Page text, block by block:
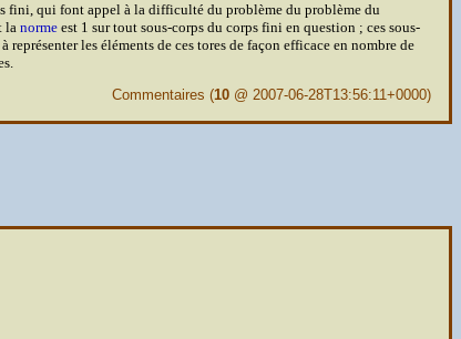
qui font appel à la difficulté du problème du problème du
la norme est 1 sur tout sous-corps du corps fini en question ; ces sous-
représenter les éléments de ces tores de façon efficace en nombre de
Commentaires (10 @ 2007-06-28T13:56:11+0000)